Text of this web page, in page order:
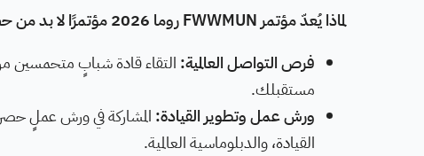
لماذا يُعدّ مؤتمر FWWMUN روما 2026 مؤتمرًا لا بد من حضوره؟
فرص التواصل العالمية: التقاء قادة شبابٍ متحمسين
مستقبلك.
ورش عمل وتطوير القيادة: المشاركة في ورش عملٍ
القيادة، والدبلوماسية العالمية.